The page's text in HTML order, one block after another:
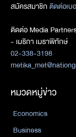
สมัครสมาชิกติดต่อเบ
ติดต่อ Media
- เมธิกา เมธาพิทักษ์
02-338-3198
หมวดหมู่ข่าว
Economics
Business